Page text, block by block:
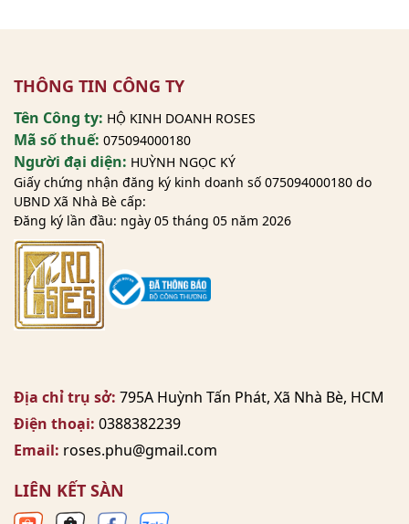
THÔNG TIN CÔNG TY
Tên Công ty: HỘ KINH DOANH ROSES
Mã số thuế: 075094000180
Người đại diện: HUỲNH NGỌC KÝ
Giấy chứng nhận đăng ký kinh doanh số 075094000180 do
UBND Xã Nhà Bè cấp:
Đăng ký lần đầu: ngày 05 tháng 05 năm 2026
Địa chỉ trụ sở: 795A Huỳnh Tấn Phát, Xã Nhà Bè, HCM
Điện thoại: 0388382239
Email: roses.phu@gmail.com
LIÊN KẾT SÀN